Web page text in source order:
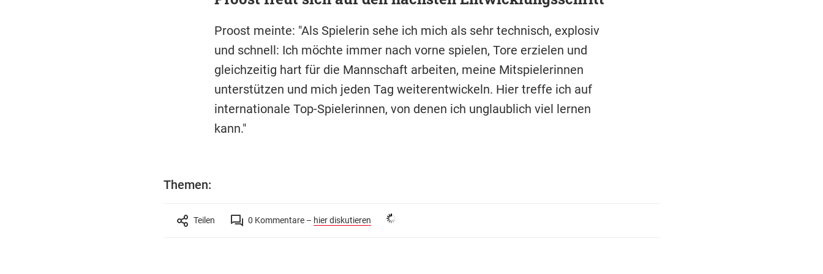
Proost meinte: "Als Spielerin sehe ich mich als sehr technisch, explosiv
und schnell: Ich möchte immer nach vorne spielen, Tore erzielen und
gleichzeitig hart für die Mannschaft arbeiten, meine Mitspielerinnen
unterstützen und mich jeden Tag weiterentwickeln. Hier treffe ich auf
internationale Top-Spielerinnen, von denen ich unglaublich viel lernen
kann."
Themen:
Teilen 0 Kommentare – hier diskutieren